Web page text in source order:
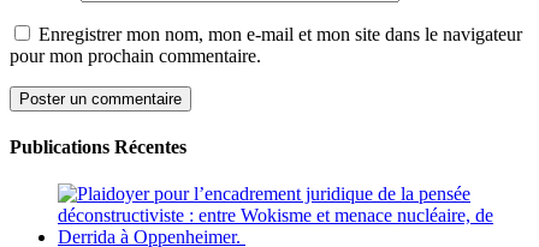
Enregistrer mon nom, mon e-mail et mon site dans le navigateur
pour mon prochain commentaire.
Publications Récentes